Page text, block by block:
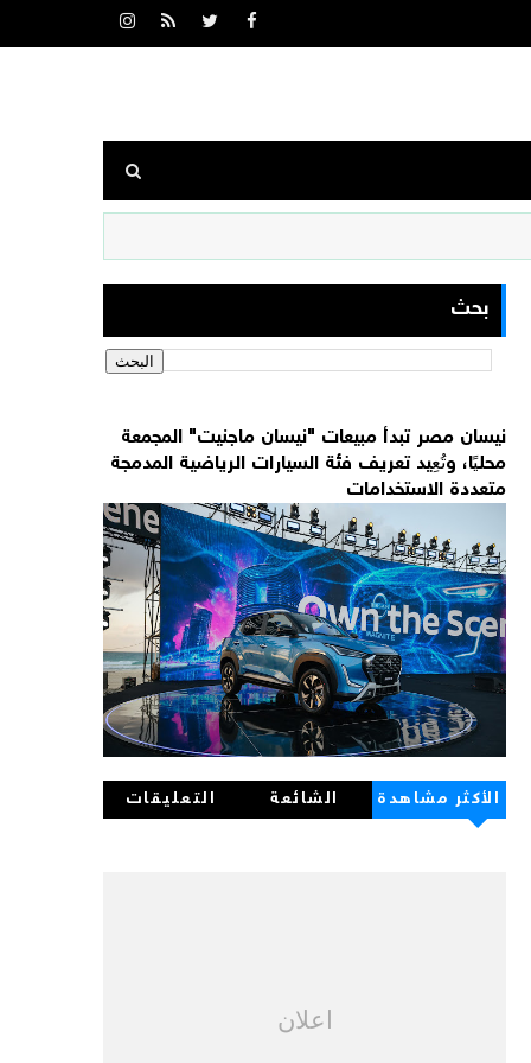
بحث
نيسان مصر تبدأ مبيعات "نيسان ماجنيت" المجمعة
محليًا، وتُعِيد تعريف فئة السيارات الرياضية المدمجة
متعددة الاستخدامات
الأكثر مشاهدة الشائعة التعليقات
اعلان